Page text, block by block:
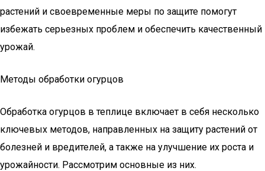
растений и своевременные меры по защите помогут
избежать серьезных проблем и обеспечить качественный
урожай.
Методы обработки огурцов
Обработка огурцов в теплице включает в себя несколько
ключевых методов, направленных на защиту растений от
болезней и вредителей, а также на улучшение их роста и
урожайности. Рассмотрим основные из них.